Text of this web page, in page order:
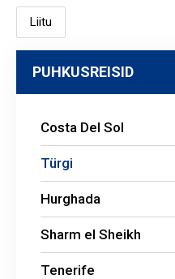
PUHKUSREISID
Costa Del Sol
Türgi
Hurghada
Sharm el Sheikh
Tenerife